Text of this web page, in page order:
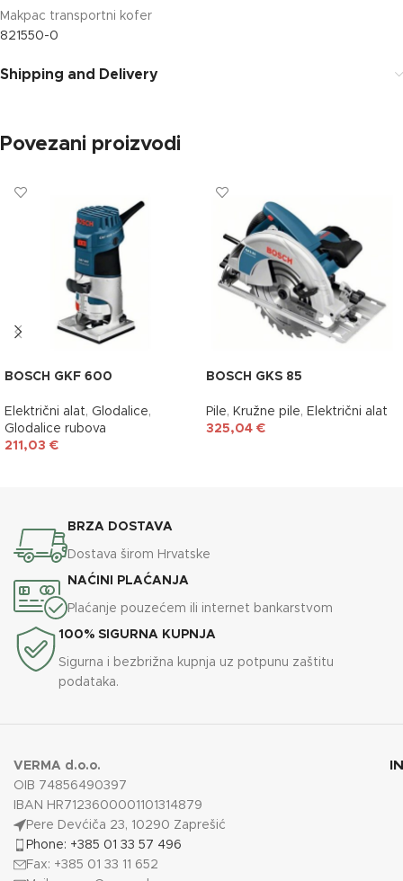
Makpac transportni kofer
821550-0
Shipping and Delivery
Povezani proizvodi
BOSCH GKF 600
Električni alat, Glodalice,
Glodalice rubova
211,03 €
BOSCH GKS 85
Pile, Kružne pile, Električni alat
325,04 €
BRZA DOSTAVA
Dostava širom Hrvatske
NAĆINI PLAĆANJA
Plaćanje pouzećem ili internet bankarstvom
100% SIGURNA KUPNJA
Sigurna i bezbrižna kupnja uz potpunu zaštitu
podataka.
VERMA d.o.o.
OIB 74856490397
IBAN HR7123600001101314879
Pere Devćiča 23, 10290 Zaprešić
Phone: +385 01 33 57 496
Fax: +385 01 33 11 652